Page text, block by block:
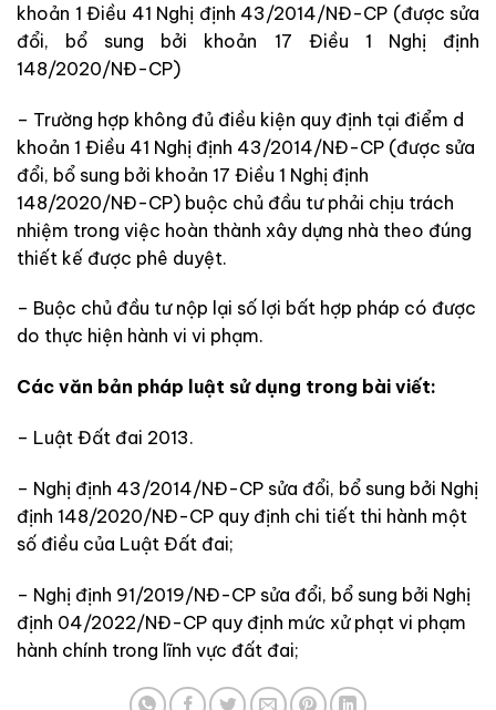
khoản 1 Điều 41 Nghị định 43/2014/NĐ-CP (được sửa
đổi, bổ sung bởi khoản 17 Điều 1 Nghị định
148/2020/NĐ-CP)
– Trường hợp không đủ điều kiện quy định tại điểm d
khoản 1 Điều 41 Nghị định 43/2014/NĐ-CP (được sửa
đổi, bổ sung bởi khoản 17 Điều 1 Nghị định
148/2020/NĐ-CP) buộc chủ đầu tư phải chịu trách
nhiệm trong việc hoàn thành xây dựng nhà theo đúng
thiết kế được phê duyệt.
– Buộc chủ đầu tư nộp lại số lợi bất hợp pháp có được
do thực hiện hành vi vi phạm.
Các văn bản pháp luật sử dụng trong bài viết:
– Luật Đất đai 2013.
– Nghị định 43/2014/NĐ-CP sửa đổi, bổ sung bởi Nghị
định 148/2020/NĐ-CP quy định chi tiết thi hành một
số điều của Luật Đất đai;
– Nghị định 91/2019/NĐ-CP sửa đổi, bổ sung bởi Nghị
định 04/2022/NĐ-CP quy định mức xử phạt vi phạm
hành chính trong lĩnh vực đất đai;